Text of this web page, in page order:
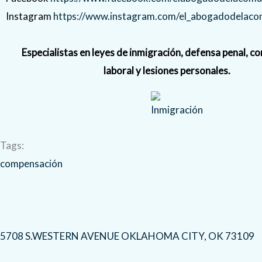
Instagram https://www.instagram.com/
Especialistas en leyes de inmigración, defensa penal,
laboral y lesiones personales.
Tags:
compensación
5708 S.WESTERN AVENUE OKLAHOMA CITY, OK 73109